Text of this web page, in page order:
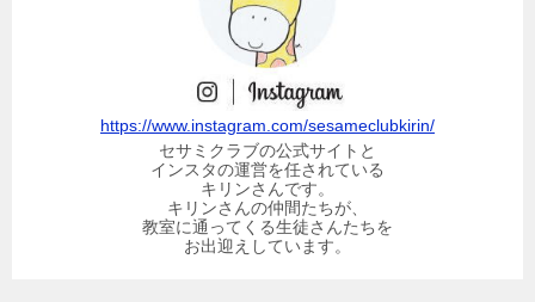
https://www.instagram.com/sesameclubkirin/
セサミクラブの公式サイトと
インスタの運営を任されている
キリンさんです。
キリンさんの仲間たちが、
教室に通ってくる生徒さんたちを
お出迎えしています。